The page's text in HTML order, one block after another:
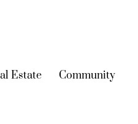
Estate (current)
Community